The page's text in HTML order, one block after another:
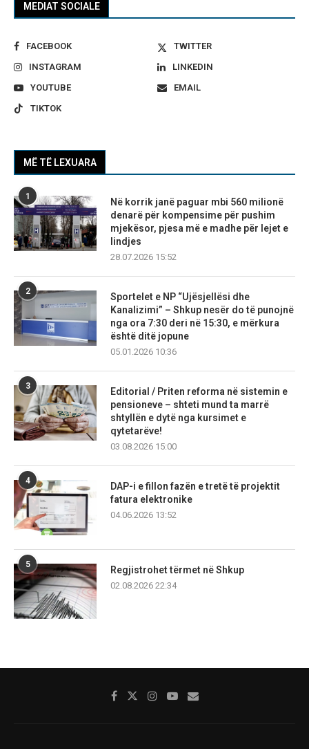
MEDIAT SOCIALE
FACEBOOK
TWITTER
INSTAGRAM
LINKEDIN
YOUTUBE
EMAIL
TIKTOK
MË TË LEXUARA
1
Në korrik janë paguar mbi 560 milionë
denarë për kompensime për pushim
mjekësor, pjesa më e madhe për lejet e
lindjes
28.07.2026 15:52
2
Sportelet e NP “Ujësjellësi dhe
Kanalizimi” – Shkup nesër do të punojnë
nga ora 7:30 deri në 15:30, e mërkura
është ditë jopune
05.01.2026 10:36
3
Editorial / Priten reforma në sistemin e
pensioneve – shteti mund ta marrë
shtyllën e dytë nga kursimet e
qytetarëve!
03.08.2026 15:00
4
DAP-i e fillon fazën e tretë të projektit
fatura elektronike
04.06.2026 13:52
5
Regjistrohet tërmet në Shkup
02.08.2026 22:34